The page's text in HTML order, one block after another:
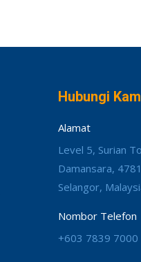
Hubungi
Alamat
Level 5, Surian
Damansara,
Selangor,
Nombor Telefon
+603 7839 7000